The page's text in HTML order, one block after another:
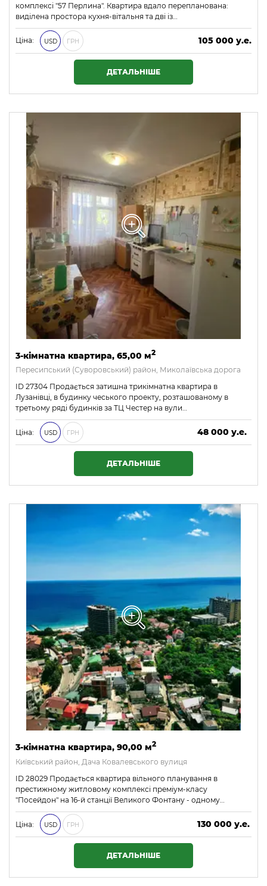
комплексі "57 Перлина". Квартира вдало перепланована:
виділена простора кухня-вітальня та дві із…
Ціна: USD ГРН
105 000 у.е.
4 515 000 ₴
ДЕТАЛЬНІШЕ
3-кімнатна квартира, 65,00 м2
Пересипський (Суворовський) район, Миколаївська дорога
ID 27304 Продається затишна трикімнатна квартира в
Лузанівці, в будинку чеського проекту, розташованому в
третьому ряді будинків за ТЦ Честер на вули…
Ціна: USD ГРН
48 000 у.е.
2 064 000 ₴
ДЕТАЛЬНІШЕ
3-кімнатна квартира, 90,00 м2
Київський район, Дача Ковалевського вулиця
ID 28029 Продається квартира вільного планування в
престижному житловому комплексі преміум-класу
"Посейдон" на 16-й станції Великого Фонтану - одному…
Ціна: USD ГРН
130 000 у.е.
5 590 000 ₴
ДЕТАЛЬНІШЕ